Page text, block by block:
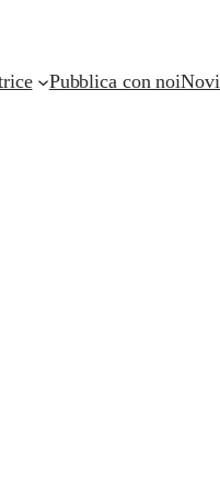
Pubblica con noi